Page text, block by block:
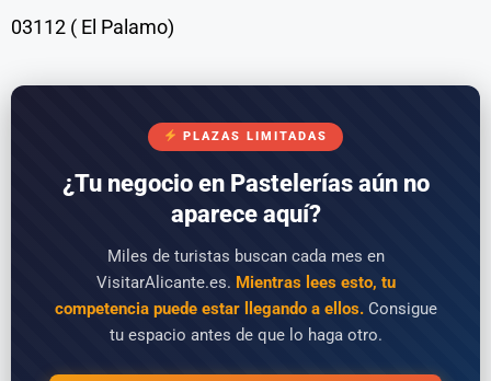
03112 ( El Palamo)
PLAZAS LIMITADAS
¿Tu negocio en Pastelerías aún no
aparece aquí?
Miles de turistas buscan cada mes en
VisitarAlicante.es. Mientras lees esto, tu
competencia puede estar llegando a ellos.Consigue
tu espacio antes de que lo haga otro.